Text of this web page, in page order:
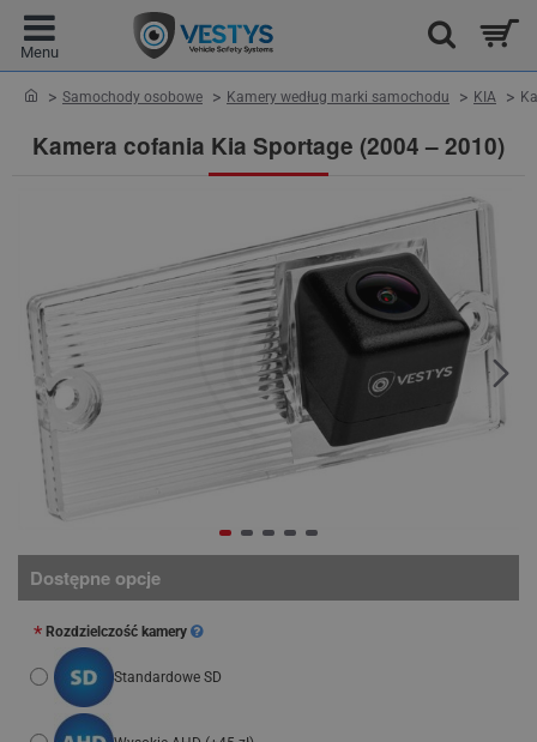
Kamera cofania Kia Sportage (2004 – 2010)
homeSamochody osobowe Kamery według marki samochodu KIA
Dostępne opcje
Rozdzielczość kamery
Standardowe SD